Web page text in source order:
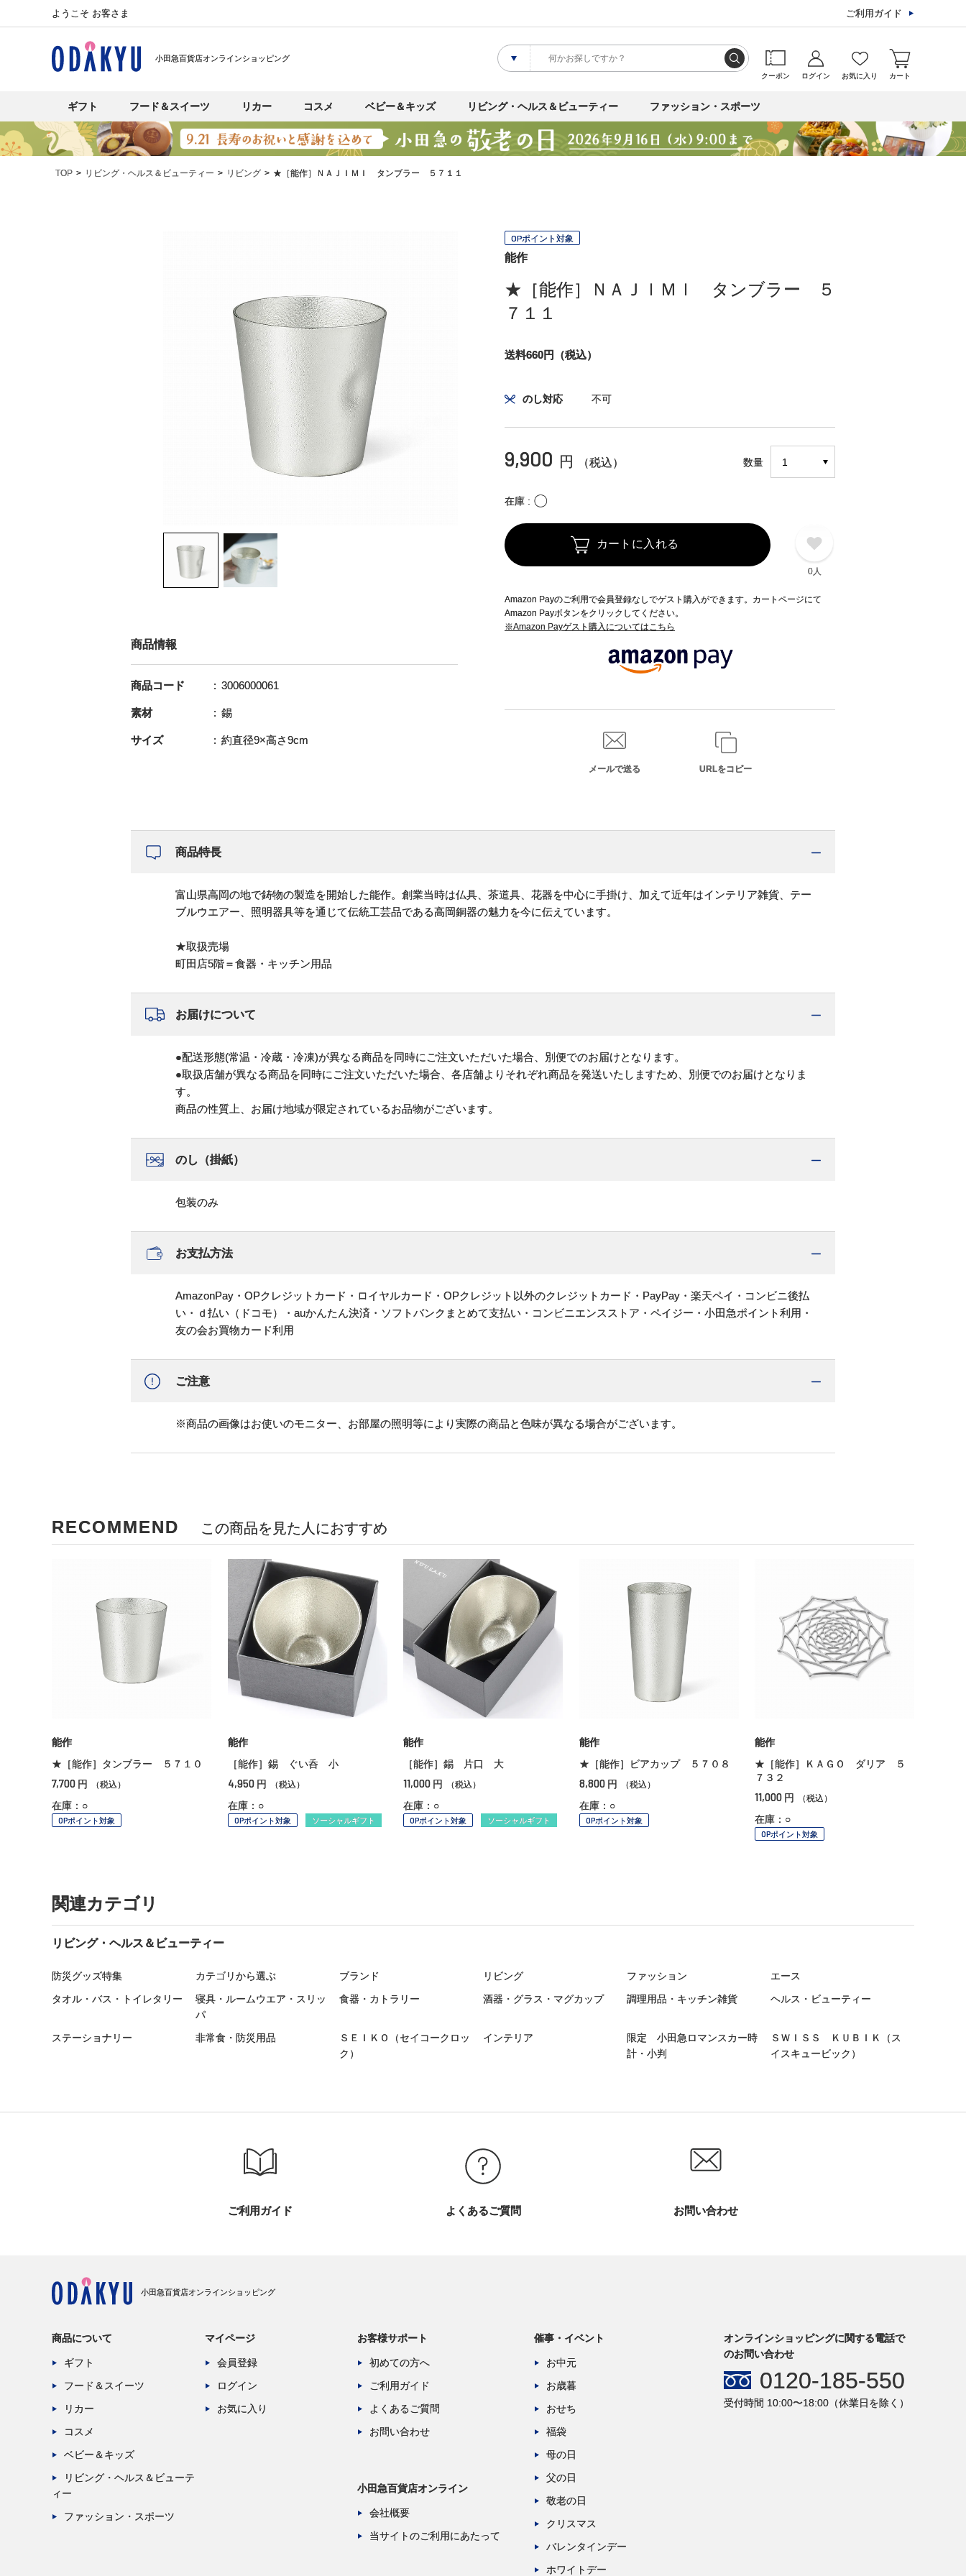
ようこそ お客さま ご利用ガイド
小田急百貨店オンラインショッピング
クーポン ログイン お気に入り カート
ギフト フード＆スイーツ リカー コスメ ベビー＆キッズ リビング・ヘルス＆ビューティー ファッション・スポーツ
TOP リビング・ヘルス＆ビューティー リビング ★［能作］ＮＡＪＩＭＩ タンブラー ５７１１
OPポイント対象
能作
★［能作］ＮＡＪＩＭＩ タンブラー ５
７１１
送料660円（税込）
のし対応 不可
9,900 円 （税込） 数量
在庫 〇
カートに入れる
0人
Amazon Payのご利用で会員登録なしでゲスト購入ができます。カートページにて
Amazon Payボタンをクリックしてください。
※Amazon Payゲスト購入についてはこちら
メールで送る URLをコピー
商品情報
商品コード 3006000061
素材 錫
サイズ 約直径9×高さ9cm
商品特長
富山県高岡の地で鋳物の製造を開始した能作。創業当時は仏具、茶道具、花器を中心に手掛け、加えて近年はインテリア雑貨、テー
ブルウエアー、照明器具等を通じて伝統工芸品である高岡銅器の魅力を今に伝えています。
★取扱売場
町田店5階＝食器・キッチン用品
お届けについて
●配送形態(常温・冷蔵・冷凍)が異なる商品を同時にご注文いただいた場合、別便でのお届けとなります。
●取扱店舗が異なる商品を同時にご注文いただいた場合、各店舗よりそれぞれ商品を発送いたしますため、別便でのお届けとなりま
す。
商品の性質上、お届け地域が限定されているお品物がございます。
のし（掛紙）
包装のみ
お支払方法
AmazonPay・OPクレジットカード・ロイヤルカード・OPクレジット以外のクレジットカード・PayPay・楽天ペイ・コンビニ後払
い・ｄ払い（ドコモ）・auかんたん決済・ソフトバンクまとめて支払い・コンビニエンスストア・ペイジー・小田急ポイント利用・
友の会お買物カード利用
ご注意
※商品の画像はお使いのモニター、お部屋の照明等により実際の商品と色味が異なる場合がございます。
RECOMMEND この商品を見た人におすすめ
能作
★［能作］タンブラー ５７１０
7,700 円 （税込）
在庫：○
OPポイント対象
能作
［能作］錫 ぐい呑 小
4,950 円 （税込）
在庫：○
OPポイント対象 ソーシャルギフト
能作
［能作］錫 片口 大
11,000 円 （税込）
在庫：○
OPポイント対象 ソーシャルギフト
能作
★［能作］ビアカップ ５７０８
8,800 円 （税込）
在庫：○
OPポイント対象
能作
★［能作］ＫＡＧＯ ダリア ５
７３２
11,000 円 （税込）
在庫：○
OPポイント対象
関連カテゴリ
リビング・ヘルス＆ビューティー
防災グッズ特集 カテゴリから選ぶ ブランド リビング ファッション
エース
タオル・バス・トイレタリー
寝具・ルームウエア・スリッ
パ
食器・カトラリー 酒器・グラス・マグカップ 調理用品・キッチン雑貨 ヘルス・ビューティー
ステーショナリー 非常食・防災用品
ＳＥＩＫＯ（セイコークロッ
ク）
インテリア
限定 小田急ロマンスカー時
計・小判
ＳＷＩＳＳ ＫＵＢＩＫ（ス
イスキュービック）
ご利用ガイド よくあるご質問 お問い合わせ
小田急百貨店オンラインショッピング
商品について
ギフト
フード＆スイーツ
リカー
コスメ
ベビー＆キッズ
リビング・ヘルス＆ビューテ
ィー
ファッション・スポーツ
マイページ
会員登録
ログイン
お気に入り
お客様サポート
初めての方へ
ご利用ガイド
よくあるご質問
お問い合わせ
小田急百貨店オンライン
会社概要
当サイトのご利用にあたって
催事・イベント
お中元
お歳暮
おせち
福袋
母の日
父の日
敬老の日
クリスマス
バレンタインデー
ホワイトデー
オンラインショッピングに関する電話で
のお問い合わせ
0120-185-550
受付時間 10:00〜18:00（休業日を除く）